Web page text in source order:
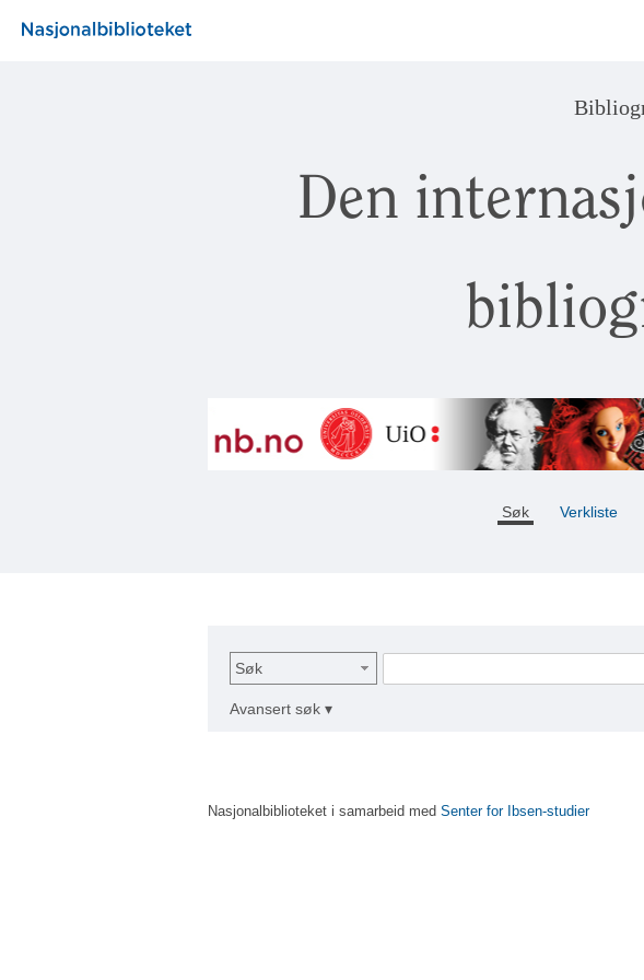
Den
Søk Verkliste
Søk
Avansert søk ▾
Nasjonalbiblioteket i samarbeid med Senter for Ibsen-studier